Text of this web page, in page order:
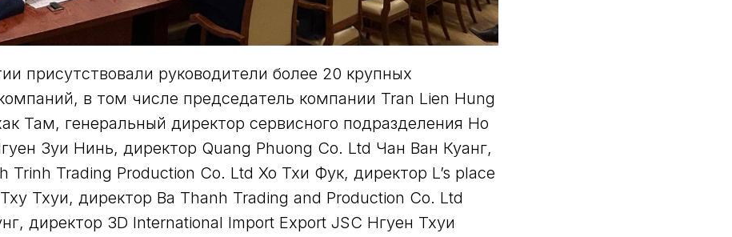
присутствовали руководители более 20 крупных
в том числе председатель компании Tran Lien Hung
Там, генеральный директор сервисного подразделения Ho
Зуи Нинь, директор Quang Phuong Co. Ltd Чан Ван Куанг,
Trinh Trading Production Co. Ltd Хо Тхи Фук, директор L’s place
Тхуи, директор Ba Thanh Trading and Production Co. Ltd
директор 3D International Import Export JSC Нгуен Тхуи